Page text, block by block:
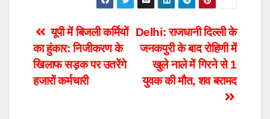
Post
navigation
Delhi: राजधानी दिल्ली के
जनकपुरी के बाद रोहिणी में
खुले नाले में गिरने से 1
युवक की मौत, शव बरामद
यूपी में बिजली कर्मियों
का हुंकार: निजीकरण के
खिलाफ सड़क पर उतरेंगे
हजारों कर्मचारी